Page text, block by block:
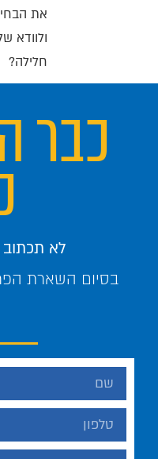
את
ולוודא
חלילה?
כבר
לא תכתוב
בסיום השארת